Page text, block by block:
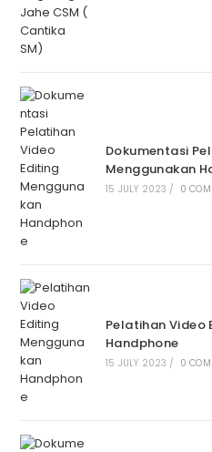
Dokumentasi
Menggunakan
15 JULY 2023 / 0
Pelatihan Video
Handphone
15 JULY 2023 / 0